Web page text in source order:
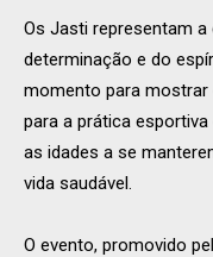
Os Jasti representam a
determinação e do
momento para mostrar
para a prática
as idades a se
vida saudável.
O evento, promovido